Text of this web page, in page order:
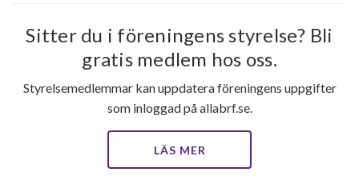
Sitter du i föreningens styrelse? Bli
gratis medlem hos oss.
Styrelsemedlemmar kan uppdatera föreningens uppgifter
som inloggad på allabrf.se.
LÄS MER